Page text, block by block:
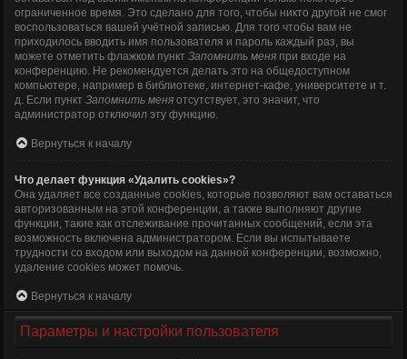
ограниченное время. Это сделано для того, чтобы никто другой не смог
воспользоваться вашей учётной записью. Для того чтобы вам не
приходилось вводить имя пользователя и пароль каждый раз, вы
можете отметить флажком пункт Запомнить меня при входе на
конференцию. Не рекомендуется делать это на общедоступном
компьютере, например в библиотеке, интернет-кафе, университете и т.
д. Если пункт Запомнить меня отсутствует, это значит, что
администратор отключил эту функцию.
Вернуться к началу
Что делает функция «Удалить cookies»?
Она удаляет все созданные cookies, которые позволяют вам оставаться
авторизованным на этой конференции, а также выполняют другие
функции, такие как отслеживание прочитанных сообщений, если эта
возможность включена администратором. Если вы испытываете
трудности со входом или выходом на данной конференции, возможно,
удаление cookies может помочь.
Вернуться к началу
Параметры и настройки пользователя